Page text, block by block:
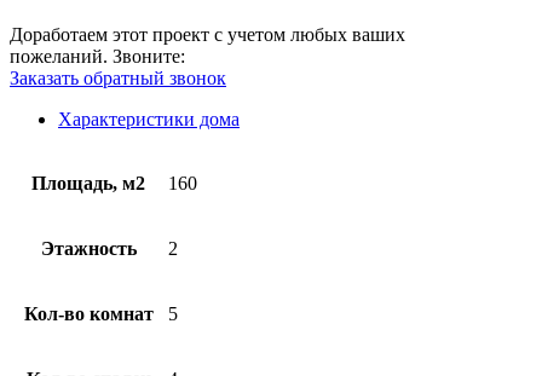
Доработаем этот проект с учетом любых ваших
пожеланий. Звоните:
Заказать обратный звонок
Характеристики дома
Площадь, м2 160
Этажность 2
Кол-во комнат 5